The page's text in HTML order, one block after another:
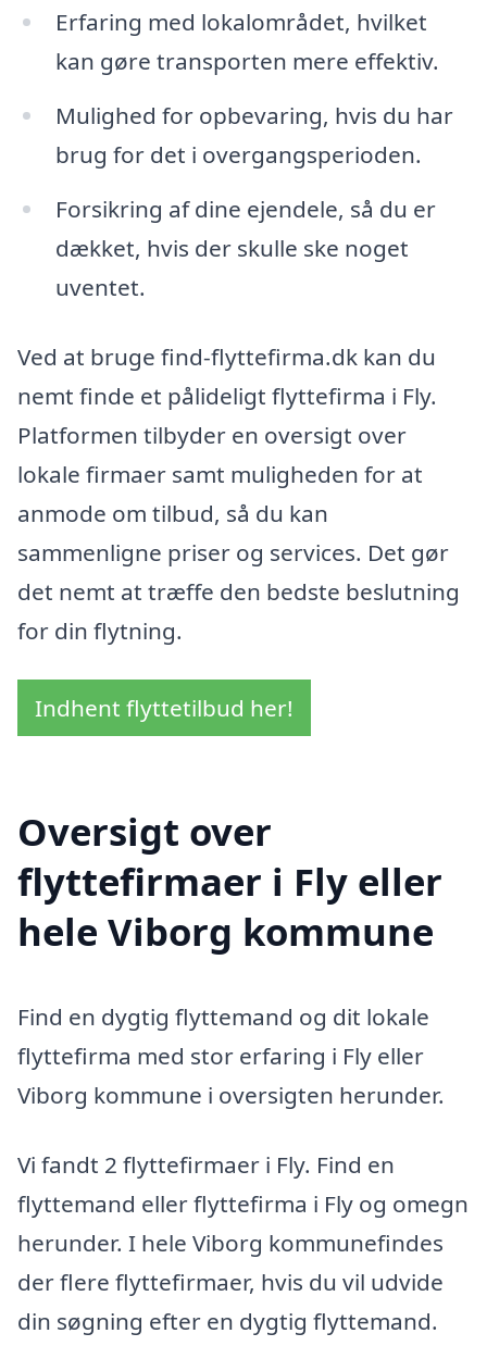
Erfaring med lokalområdet, hvilket
kan gøre transporten mere effektiv.
Mulighed for opbevaring, hvis du har
brug for det i overgangsperioden.
Forsikring af dine ejendele, så du er
dækket, hvis der skulle ske noget
uventet.
Ved at bruge find-flyttefirma.dk kan du
nemt finde et pålideligt flyttefirma i Fly.
Platformen tilbyder en oversigt over
lokale firmaer samt muligheden for at
anmode om tilbud, så du kan
sammenligne priser og services. Det gør
det nemt at træffe den bedste beslutning
for din flytning.
Indhent flyttetilbud her!
Oversigt over
flyttefirmaer i Fly eller
hele Viborg kommune
Find en dygtig flyttemand og dit lokale
flyttefirma med stor erfaring i Fly eller
Viborg kommune i oversigten herunder.
Vi fandt 2 flyttefirmaer i Fly. Find en
flyttemand eller flyttefirma i Fly og omegn
herunder. I hele Viborg kommunefindes
der flere flyttefirmaer, hvis du vil udvide
din søgning efter en dygtig flyttemand.